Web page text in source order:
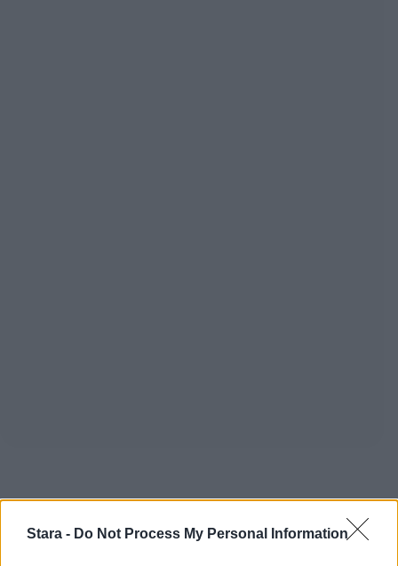
Stara - Do Not Process My Personal Information